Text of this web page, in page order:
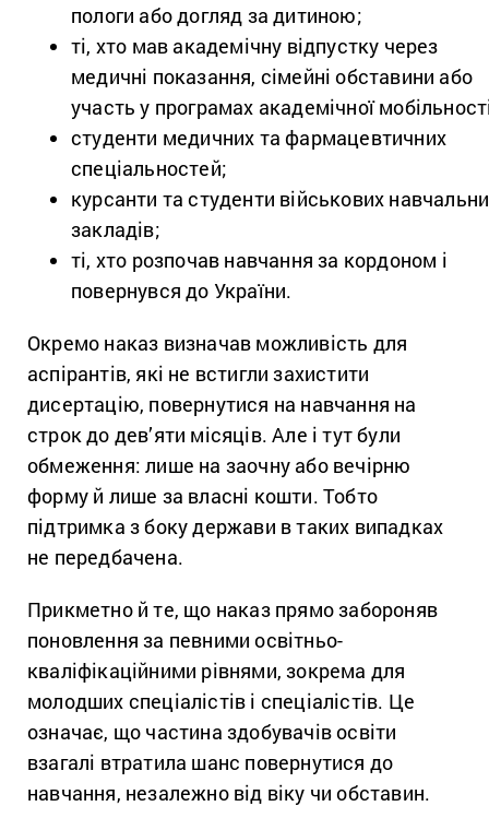
пологи або догляд за дитиною;
ті, хто мав академічну відпустку через
медичні показання, сімейні обставини або
участь у програмах академічної
студенти медичних та фармацевтичних
спеціальностей;
курсанти та студенти військових
закладів;
ті, хто розпочав навчання за кордоном і
повернувся до України.
Окремо наказ визначав можливість для
аспірантів, які не встигли захистити
дисертацію, повернутися на навчання на
строк до дев’яти місяців. Але і тут були
обмеження: лише на заочну або вечірню
форму й лише за власні кошти. Тобто
підтримка з боку держави в таких випадках
не передбачена.
Прикметно й те, що наказ прямо забороняв
поновлення за певними освітньо-
кваліфікаційними рівнями, зокрема для
молодших спеціалістів і спеціалістів. Це
означає, що частина здобувачів освіти
взагалі втратила шанс повернутися до
навчання, незалежно від віку чи обставин.